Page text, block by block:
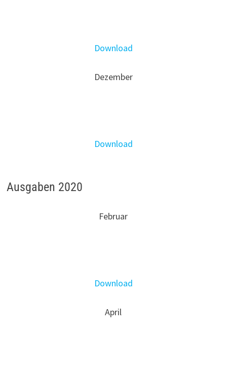
Download
Dezember
Download
Ausgaben 2020
Februar
Download
April